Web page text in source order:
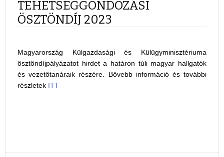
TEHETSÉGGONDOZÁSI
ÖSZTÖNDÍJ 2023
Magyarország Külgazdasági és Külügyminisztériuma
ösztöndíjpályázatot hirdet a határon túli magyar hallgatók
és vezetőtanáraik részére. Bővebb információ és további
részletek ITT